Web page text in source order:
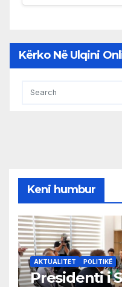
Kërko Në Ulqini
Keni humbur
AKTUALITET POLITIKË
Presidenti i